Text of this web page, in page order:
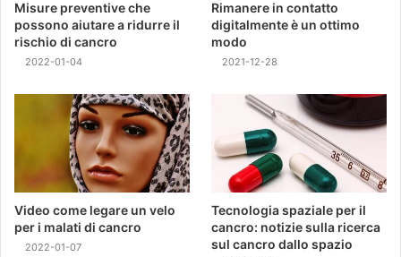
Misure preventive che
possono aiutare a ridurre il
rischio di cancro
2022-01-04
Rimanere in contatto
digitalmente è un ottimo
modo
2021-12-28
Video come legare un velo
per i malati di cancro
2022-01-07
Tecnologia spaziale per il
cancro: notizie sulla ricerca
sul cancro dallo spazio